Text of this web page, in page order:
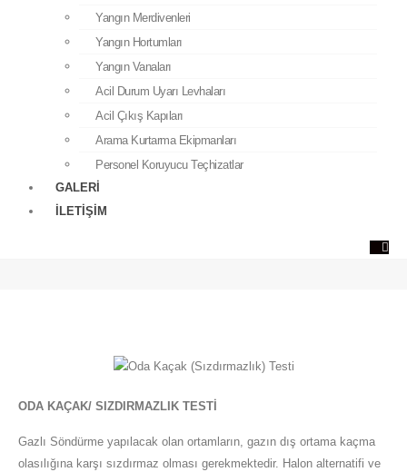
Yangın Merdivenleri
Yangın Hortumları
Yangın Vanaları
Acil Durum Uyarı Levhaları
Acil Çıkış Kapıları
Arama Kurtarma Ekipmanları
Personel Koruyucu Teçhizatlar
GALERI
İLETIŞIM
Acil Durum Uyarı Levhaları
Acil Çıkış Kapıları
Arama Kurtarma Ekipmanları
Personel Koruyucu Teçhizatlar
Galeri
İletişim
ODA KAÇAK/ SIZDIRMAZLIK TESTİ
Gazlı Söndürme yapılacak olan ortamların, gazın dış ortama kaçma
olasılığına karşı sızdırmaz olması gerekmektedir. Halon alternatifi ve